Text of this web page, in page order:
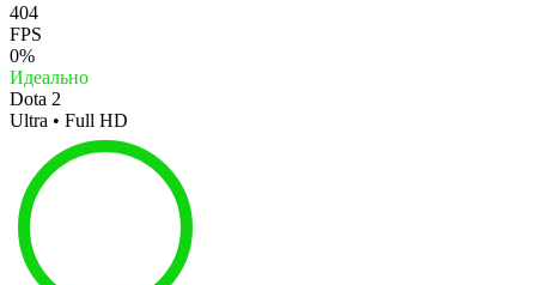
404
FPS
0%
Идеально
Dota 2
Ultra • Full HD